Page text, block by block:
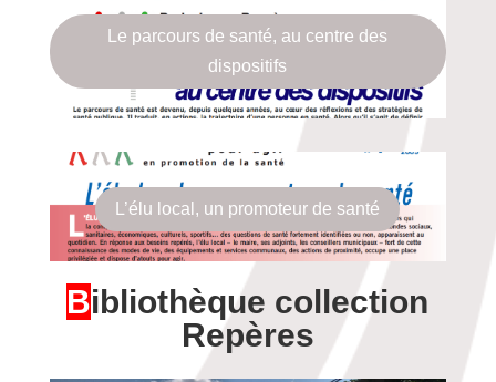
Le parcours de santé, au centre des
dispositifs
L’élu local, un promoteur de santé
Bibliothèque collection
Repères